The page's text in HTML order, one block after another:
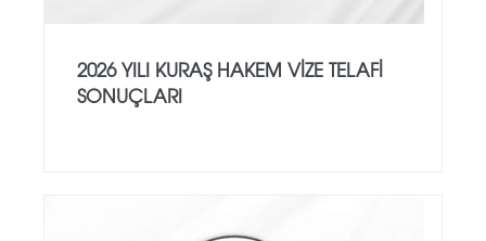
2026 YILI KURAŞ HAKEM VİZE TELAFİ
SONUÇLARI